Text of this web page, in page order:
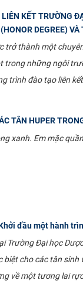
KẾT TRƯỜNG
DEGREE)
trở thành một
trong những ngôi
trình đào tạo liên
TÂN HUPER
xanh. Em mặc
đầu một hành
Trường Đại học
biệt cho các tân
về một tương lai